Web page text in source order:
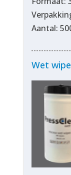
Aantal:
Wet